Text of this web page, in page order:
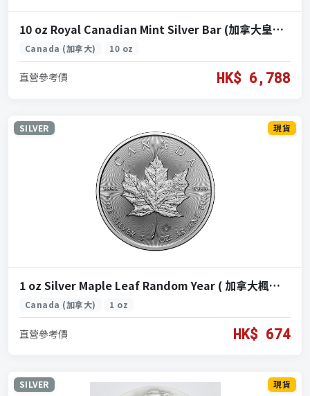
10 oz Royal Canadian Mint Silver Bar (加拿大皇家鑄幣廠銀條 10盎司)
Canada (加拿大) 10 oz
直營參考價 HK$ 6,788
SILVER 現貨
1 oz Silver Maple Leaf Random Year ( 加拿大楓葉銀幣 1盎司隨機年份)
Canada (加拿大) 1 oz
直營參考價 HK$ 674
SILVER 現貨